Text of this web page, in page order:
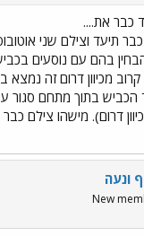
כבר את....
תיעד וצילם שני
בהם עם נוסעים
מכיוון דרום זה
בתוך מתחם סגור
דרום). מישהו צילם
ונעה
New